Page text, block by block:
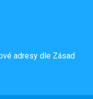
adresy dle Zásad